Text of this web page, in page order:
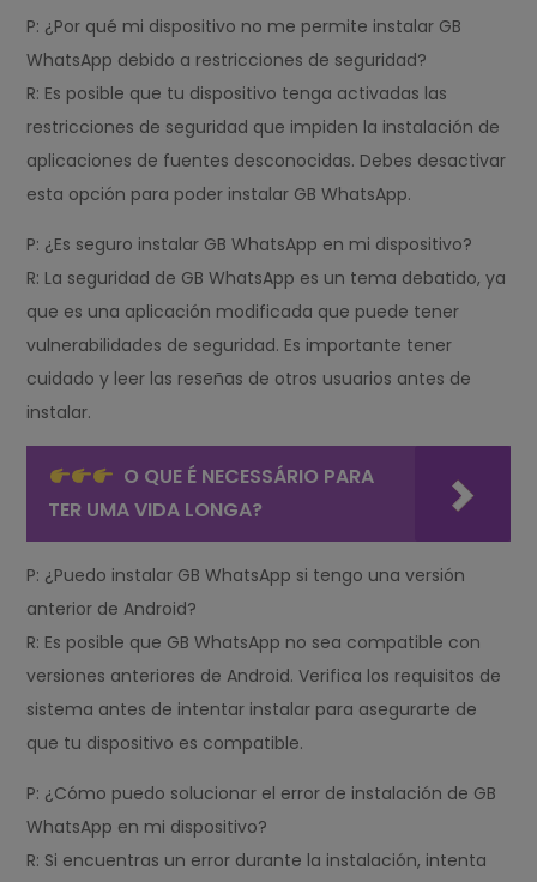
P: ¿Por qué mi dispositivo no me permite instalar GB
WhatsApp debido a restricciones de seguridad?
R: Es posible que tu dispositivo tenga activadas las
restricciones de seguridad que impiden la instalación de
aplicaciones de fuentes desconocidas. Debes desactivar
esta opción para poder instalar GB WhatsApp.
P: ¿Es seguro instalar GB WhatsApp en mi dispositivo?
R: La seguridad de GB WhatsApp es un tema debatido, ya
que es una aplicación modificada que puede tener
vulnerabilidades de seguridad. Es importante tener
cuidado y leer las reseñas de otros usuarios antes de
instalar.
O QUE É NECESSÁRIO PARA
TER UMA VIDA LONGA?
P: ¿Puedo instalar GB WhatsApp si tengo una versión
anterior de Android?
R: Es posible que GB WhatsApp no sea compatible con
versiones anteriores de Android. Verifica los requisitos de
sistema antes de intentar instalar para asegurarte de
que tu dispositivo es compatible.
P: ¿Cómo puedo solucionar el error de instalación de GB
WhatsApp en mi dispositivo?
R: Si encuentras un error durante la instalación, intenta